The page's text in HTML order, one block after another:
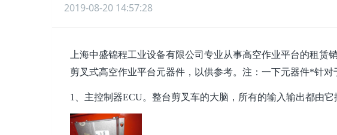
2019-08-20 14:57:28
上海中盛锦程工业设备有限公司专业从事高空作业平台的租
剪叉式高空作业平台元器件，以供参考。注：一下元器件*针
1、主控制器ECU。整台剪叉车的大脑，所有的输入输出都由它